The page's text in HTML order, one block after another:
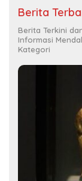
Berita
Berita Terkini
Informasi
Kategori